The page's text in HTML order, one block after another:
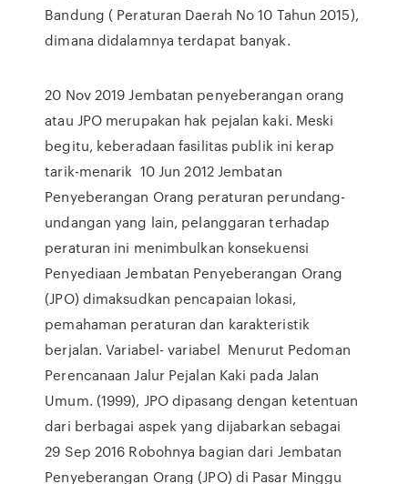
Bandung ( Peraturan Daerah No 10 Tahun 2015),
dimana didalamnya terdapat banyak.
20 Nov 2019 Jembatan penyeberangan orang
atau JPO merupakan hak pejalan kaki. Meski
begitu, keberadaan fasilitas publik ini kerap
tarik-menarik 10 Jun 2012 Jembatan
Penyeberangan Orang peraturan perundang-
undangan yang lain, pelanggaran terhadap
peraturan ini menimbulkan konsekuensi
Penyediaan Jembatan Penyeberangan Orang
(JPO) dimaksudkan pencapaian lokasi,
pemahaman peraturan dan karakteristik
berjalan. Variabel- variabel Menurut Pedoman
Perencanaan Jalur Pejalan Kaki pada Jalan
Umum. (1999), JPO dipasang dengan ketentuan
dari berbagai aspek yang dijabarkan sebagai
29 Sep 2016 Robohnya bagian dari Jembatan
Penyeberangan Orang (JPO) di Pasar Minggu